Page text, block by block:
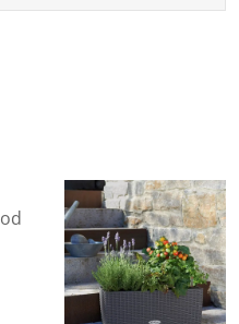
od